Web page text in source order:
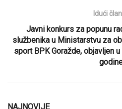
Idući
Javni konkurs za popunu
službenika u Ministarstvu za
sport BPK Goražde, objavljen
NAJNOVIJE